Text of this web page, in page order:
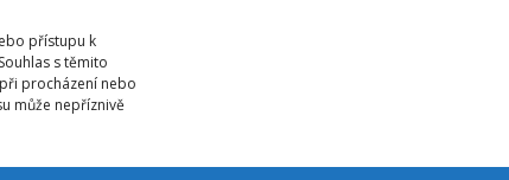
přístupu k
s těmito
procházení nebo
může nepříznivě
nového roka so svojimi blízkymi, preto budeme